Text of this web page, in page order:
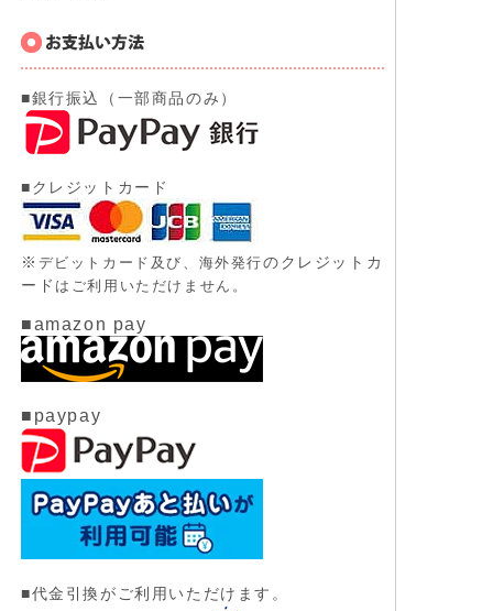
■銀行振込（一部商品のみ）
■クレジットカード
※ デビットカード及び、 海外発行のクレジットカ
ード はご利用いただけません。
■amazon pay
■paypay
■代金引換がご利用いただけます。